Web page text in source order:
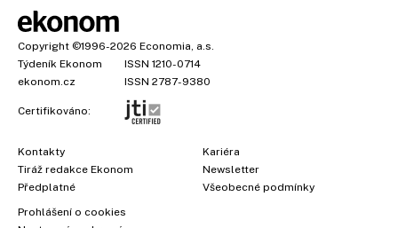
Copyright ©1996-2026 Economia, a.s.
Týdeník Ekonom
ISSN 1210-0714
ekonom.cz
ISSN 2787-9380
Certifikováno:
Kontakty
Tiráž redakce Ekonom
Předplatné
Kariéra
Newsletter
Všeobecné podmínky
Prohlášení o cookies